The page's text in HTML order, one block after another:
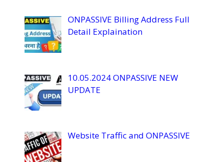
ONPASSIVE Billing Address Full
Detail Explaination
10.05.2024 ONPASSIVE NEW
UPDATE
Website Traffic and ONPASSIVE